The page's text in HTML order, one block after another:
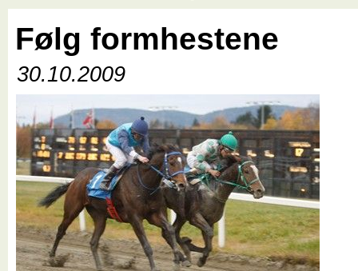
Følg formhestene
30.10.2009